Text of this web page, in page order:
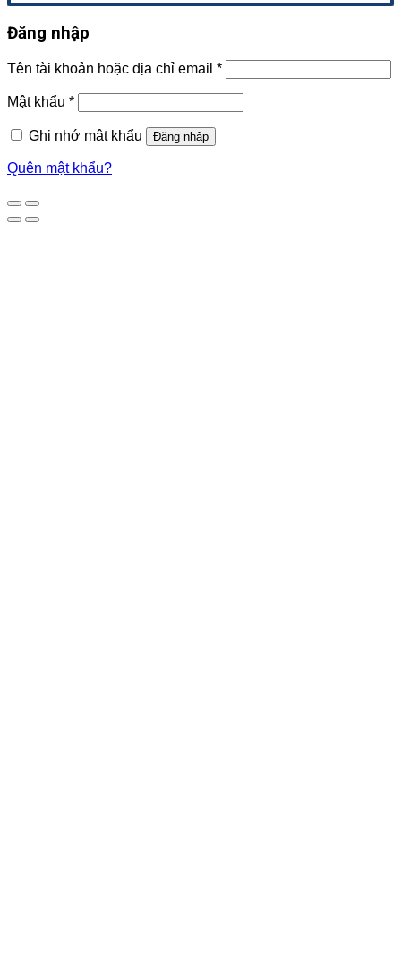
Đăng nhập
Tên tài khoản hoặc địa chỉ email *
Mật khẩu *
Ghi nhớ mật khẩu Đăng nhập
Quên mật khẩu?